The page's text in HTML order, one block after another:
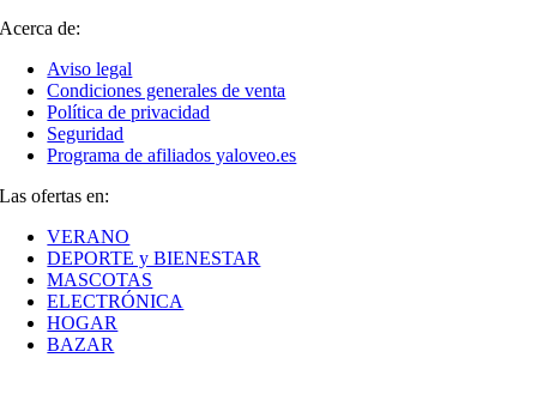
Acerca de:
Aviso legal
Condiciones generales de venta
Política de privacidad
Seguridad
Programa de afiliados yaloveo.es
Las ofertas en:
VERANO
DEPORTE y BIENESTAR
MASCOTAS
ELECTRÓNICA
HOGAR
BAZAR